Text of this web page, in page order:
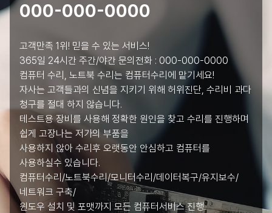
000-000-0000
고객만족 1위! 믿을 수 있는 서비스!
365일 24시간 주간/야간 문의전화 : 000-000-0000
컴퓨터 수리, 노트북 수리는 컴퓨터수리에 맡기세요!
자사는 고객들과의 신념을 지키기 위해 허위진단, 수리비 과다
청구를 절대 하지 않습니다.
테스트용 장비를 사용해 정확한 원인을 찾고 수리를 진행하며
쉽게 고장나는 저가의 부품을
사용하지 않아 수리후 오랫동안 안심하고 컴퓨터를
사용하실수 있습니다.
컴퓨터수리/노트북수리/모니터수리/데이터복구/유지보수/
네트워크 구축/
윈도우 설치 및 포맷까지 모든 컴퓨터서비스 진행.